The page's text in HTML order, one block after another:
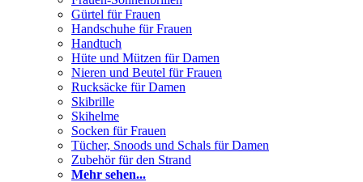
Gürtel für Frauen
Handschuhe für Frauen
Handtuch
Hüte und Mützen für Damen
Nieren und Beutel für Frauen
Rucksäcke für Damen
Skibrille
Skihelme
Socken für Frauen
Tücher, Snoods und Schals für Damen
Zubehör für den Strand
Mehr sehen...